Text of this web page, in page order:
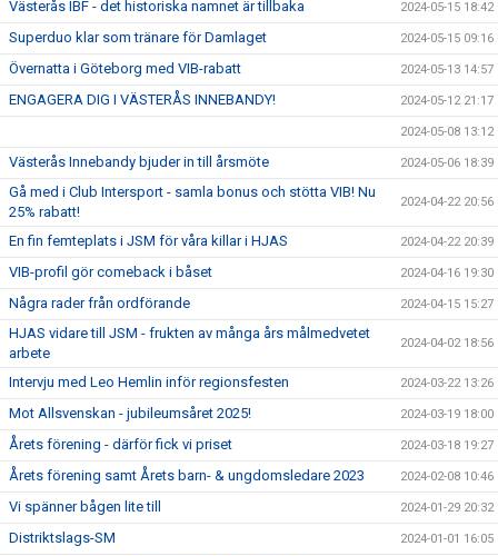
Västerås IBF - det historiska namnet är tillbaka 2024-05-15 18:42
Superduo klar som tränare för Damlaget 2024-05-15 09:16
Övernatta i Göteborg med VIB-rabatt 2024-05-13 14:57
ENGAGERA DIG I VÄSTERÅS INNEBANDY! 2024-05-12 21:17
2024-05-08 13:12
Västerås Innebandy bjuder in till årsmöte 2024-05-06 18:39
Gå med i Club Intersport - samla bonus och stötta VIB! Nu
25% rabatt!
2024-04-22 20:56
En fin femteplats i JSM för våra killar i HJAS 2024-04-22 20:39
VIB-profil gör comeback i båset 2024-04-16 19:30
Några rader från ordförande 2024-04-15 15:27
HJAS vidare till JSM - frukten av många års målmedvetet
arbete
2024-04-02 18:56
Intervju med Leo Hemlin inför regionsfesten 2024-03-22 13:26
Mot Allsvenskan - jubileumsåret 2025! 2024-03-19 18:00
Årets förening - därför fick vi priset 2024-03-18 19:27
Årets förening samt Årets barn- & ungdomsledare 2023 2024-02-08 10:46
Vi spänner bågen lite till 2024-01-29 20:32
Distriktslags-SM 2024-01-01 16:05